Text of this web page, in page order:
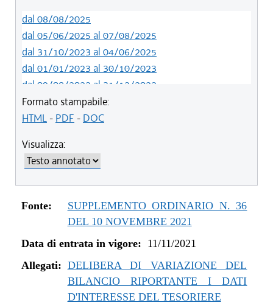
dal 08/08/2025
dal 05/06/2025 al 07/08/2025
dal 31/10/2023 al 04/06/2025
dal 01/01/2023 al 30/10/2023
dal 09/08/2022 al 31/12/2022
dal 11/11/2021 al 08/08/2022
Formato stampabile:
HTML- PDF - DOC
Visualizza:
Fonte:
SUPPLEMENTO ORDINARIO N. 36
DEL 10 NOVEMBRE 2021
Data di entrata in vigore: 11/11/2021
Allegati: DELIBERA DI VARIAZIONE DEL
BILANCIO RIPORTANTE I DATI
D'INTERESSE DEL TESORIERE